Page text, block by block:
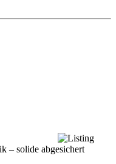
– solide abgesichert